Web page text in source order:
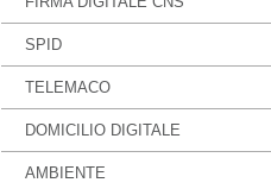
SPID
TELEMACO
DOMICILIO DIGITALE
AMBIENTE